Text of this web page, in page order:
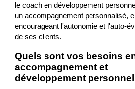
le coach en développement
un accompagnement personnalisé,
encourageant l'autonomie et l'auto-
de ses clients.
Quels sont vos besoins
accompagnement et
développement